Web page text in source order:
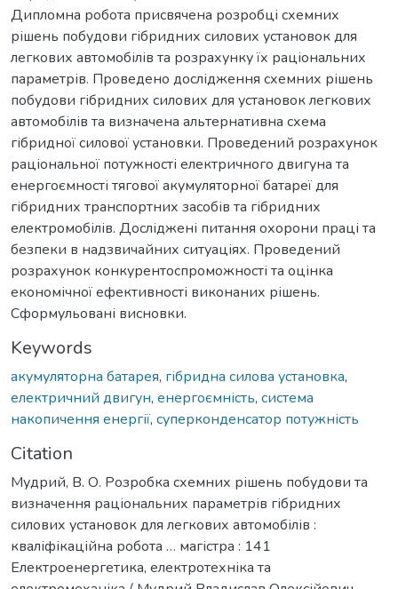
Дипломна робота присвячена розробці схемних
рішень побудови гібридних силових установок для
легкових автомобілів та розрахунку їх раціональних
параметрів. Проведено дослідження схемних рішень
побудови гібридних силових для установок легкових
автомобілів та визначена альтернативна схема
гібридної силової установки. Проведений розрахунок
раціональної потужності електричного двигуна та
енергоємності тягової акумуляторної батареї для
гібридних транспортних засобів та гібридних
електромобілів. Досліджені питання охорони праці та
безпеки в надзвичайних ситуаціях. Проведений
розрахунок конкурентоспроможності та оцінка
економічної ефективності виконаних рішень.
Сформульовані висновки.
Keywords
акумуляторна батарея, гібридна силова установка,
електричний двигун, енергоємність, система
накопичення енергії, суперконденсатор потужність
Citation
Мудрий, В. О. Розробка схемних рішень побудови та
визначення раціональних параметрів гібридних
силових установок для легкових автомобілів :
кваліфікаційна робота … магістра : 141
Електроенергетика, електротехніка та